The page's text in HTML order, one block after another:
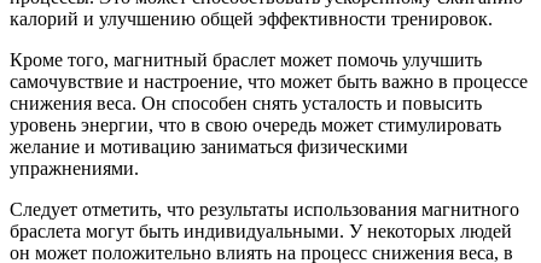
калорий и улучшению общей эффективности тренировок.
Кроме того, магнитный браслет может помочь улучшить
самочувствие и настроение, что может быть важно в процессе
снижения веса. Он способен снять усталость и повысить
уровень энергии, что в свою очередь может стимулировать
желание и мотивацию заниматься физическими
упражнениями.
Следует отметить, что результаты использования магнитного
браслета могут быть индивидуальными. У некоторых людей
он может положительно влиять на процесс снижения веса, в